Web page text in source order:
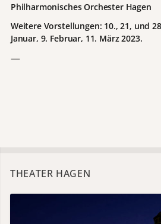
Philharmonisches Orchester Hagen
Weitere Vorstellungen: 10., 21, und
Januar, 9. Februar, 11. März 2023.
—
THEATER HAGEN